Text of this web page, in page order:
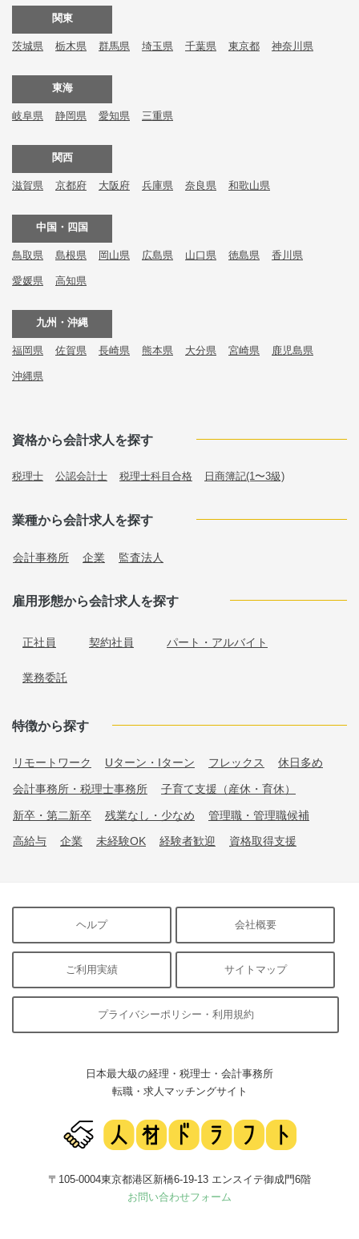
関東
茨城県 栃木県 群馬県 埼玉県 千葉県 東京都 神奈川県
東海
岐阜県 静岡県 愛知県 三重県
関西
滋賀県 京都府 大阪府 兵庫県 奈良県 和歌山県
中国・四国
鳥取県 島根県 岡山県 広島県 山口県 徳島県 香川県
愛媛県 高知県
九州・沖縄
福岡県 佐賀県 長崎県 熊本県 大分県 宮崎県 鹿児島県
沖縄県
資格から会計求人を探す
税理士 公認会計士 税理士科目合格 日商簿記(1〜3級)
業種から会計求人を探す
会計事務所 企業 監査法人
雇用形態から会計求人を探す
正社員 契約社員 パート・アルバイト
業務委託
特徴から探す
リモートワーク Uターン・Iターン フレックス 休日多め
会計事務所・税理士事務所 子育て支援（産休・育休）
新卒・第二新卒 残業なし・少なめ 管理職・管理職候補
高給与 企業 未経験OK 経験者歓迎 資格取得支援
ヘルプ 会社概要
ご利用実績 サイトマップ
プライバシーポリシー・利用規約
日本最大級の経理・税理士・会計事務所
転職・求人マッチングサイト
〒105-0004東京都港区新橋6-19-13 エンスイテ御成門6階
お問い合わせフォーム